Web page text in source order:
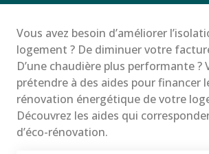
Vous avez besoin d’améliorer
logement ? De diminuer votre
D’une chaudière plus performante ?
prétendre à des aides pour financer
rénovation énergétique de votre
Découvrez les aides qui
d’éco-rénovation.